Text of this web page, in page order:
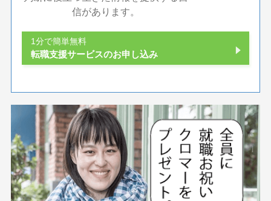
信があります。
1分で簡単無料
転職支援サービスのお申し込み